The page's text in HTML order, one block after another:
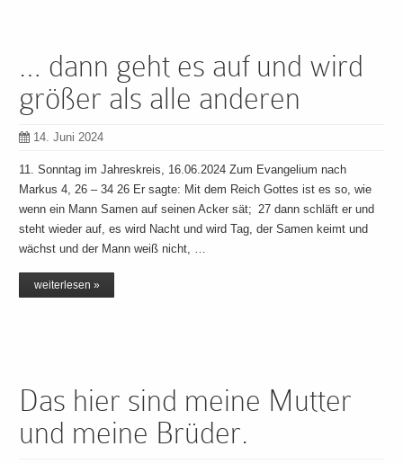
… dann geht es auf und wird
größer als alle anderen
14. Juni 2024
11. Sonntag im Jahreskreis, 16.06.2024 Zum Evangelium nach
Markus 4, 26 – 34 26 Er sagte: Mit dem Reich Gottes ist es so, wie
wenn ein Mann Samen auf seinen Acker sät; 27 dann schläft er und
steht wieder auf, es wird Nacht und wird Tag, der Samen keimt und
wächst und der Mann weiß nicht, …
weiterlesen »
Das hier sind meine Mutter
und meine Brüder.